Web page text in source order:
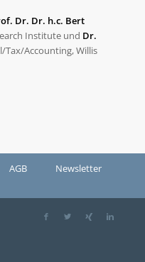
Dr. Dr. h.c. Bert
Institute und Dr.
Tax/Accounting, Willis
AGB Newsletter